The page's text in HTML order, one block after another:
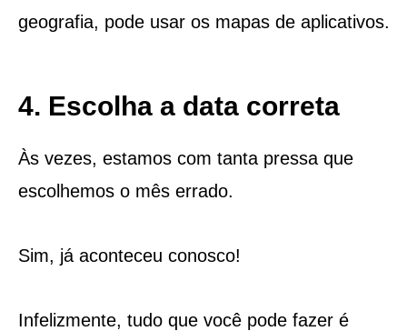
geografia, pode usar os mapas de aplicativos.
4. Escolha a data correta
Às vezes, estamos com tanta pressa que
escolhemos o mês errado.
Sim, já aconteceu conosco!
Infelizmente, tudo que você pode fazer é